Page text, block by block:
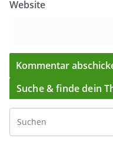
Website
Suche & finde dein